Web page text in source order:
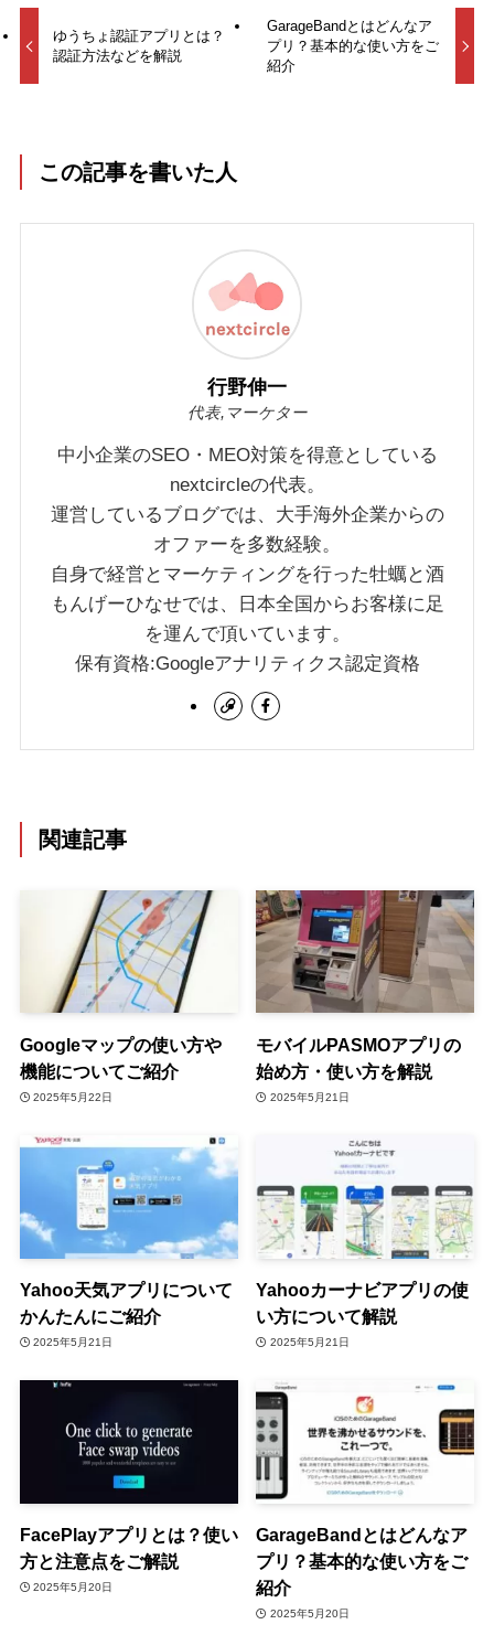
ゆうちょ認証アプリとは？
認証方法などを解説
GarageBandとはどんなア
プリ？基本的な使い方をご
紹介
この記事を書いた人
行野伸一
代表,マーケター
中小企業のSEO・MEO対策を得意としている
nextcircleの代表。
運営しているブログでは、大手海外企業からの
オファーを多数経験。
自身で経営とマーケティングを行った牡蠣と酒
もんげーひなせでは、日本全国からお客様に足
を運んで頂いています。
保有資格:Googleアナリティクス認定資格
関連記事
Googleマップの使い方や
機能についてご紹介
2025年5月22日
モバイルPASMOアプリの
始め方・使い方を解説
2025年5月21日
Yahoo天気アプリについて
かんたんにご紹介
2025年5月21日
Yahooカーナビアプリの使
い方について解説
2025年5月21日
FacePlayアプリとは？使い
方と注意点をご解説
2025年5月20日
GarageBandとはどんなア
プリ？基本的な使い方をご
紹介
2025年5月20日